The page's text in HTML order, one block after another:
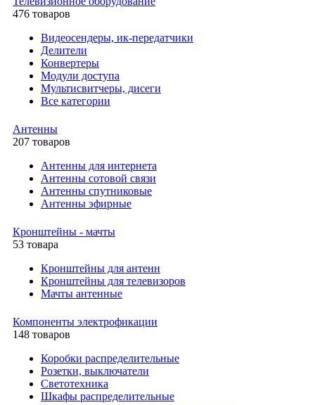
476 товаров
Видеосендеры, ик-передатчики
Делители
Конвертеры
Модули доступа
Мультисвитчеры, дисеги
Все категории
Антенны
207 товаров
Антенны для интернета
Антенны сотовой связи
Антенны спутниковые
Антенны эфирные
Кронштейны - мачты
53 товара
Кронштейны для антенн
Кронштейны для телевизоров
Мачты антенные
Компоненты электрофикации
148 товаров
Коробки распределительные
Розетки, выключатели
Светотехника
Шкафы распределительные